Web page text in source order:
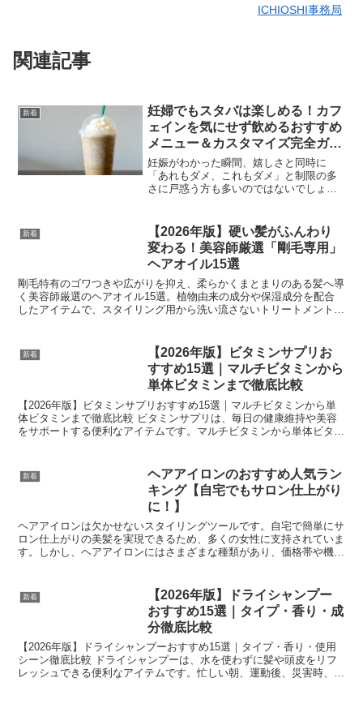
ICHIOSHI事務局
関連記事
新着
妊婦でもスタバは楽しめる！カフ
ェインを気にせず飲めるおすすめ
メニュー＆カスタマイズ完全ガイ
ド
妊娠がわかった瞬間、嬉しさと同時に
「あれもダメ、これもダメ」と制限の多
さに戸惑う方も多いのではないでしょう
落ち込んでしまう妊婦さんは少なくあり
ません。でも、安心してくだ...
新着
【2026年版】硬い髪がふんわり
変わる！美容師厳選「剛毛専用」
ヘアオイル15選
剛毛特有のゴワつきや広がりを抑え、柔らかくまとまりのある髪へ導
く美容師厳選のヘアオイル15選。植物由来の成分や保湿成分を配合
したアイテムで、スタイリング用から洗い流さないトリートメントま
新着
【2026年版】ビタミンサプリお
すすめ15選｜マルチビタミンから
単体ビタミンまで徹底比較
【2026年版】ビタミンサプリおすすめ15選｜マルチビタミンから単
体ビタミンまで徹底比較 ビタミンサプリは、毎日の健康維持や美容
をサポートする便利なアイテムです。マルチビタミンから単体ビタミ
新着
ヘアアイロンのおすすめ人気ラン
キング【自宅でもサロン仕上がり
に！】
ヘアアイロンは欠かせないスタイリングツールです。自宅で簡単にサ
ロン仕上がりの美髪を実現できるため、多くの女性に支持されていま
す。しかし、ヘアアイロンにはさまざまな種類があり、価格帯や機
新着
【2026年版】ドライシャンプー
おすすめ15選｜タイプ・香り・成
分徹底比較
【2026年版】ドライシャンプーおすすめ15選｜タイプ・香り・使用
シーン徹底比較 ドライシャンプーは、水を使わずに髪や頭皮をリフ
レッシュできる便利なアイテムです。忙しい朝、運動後、災害時、入